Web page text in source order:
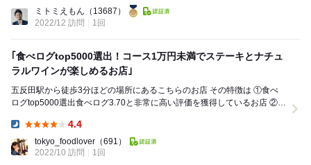
ミトミえもん （13687）
2022/12 訪問
1回
｢食べログtop5000選出！コース1万円未満でステーキとナチュ
ラルワインが楽しめるお店｣
五反田駅から徒歩3分ほどの場所にあるこちらのお店 その特徴は ①食べ
ログtop5000選出食べログ3.70と非常に高い評価を獲得しているお店 ②ナ
4.4
tokyo_foodlover （691）
2022/10 訪問
1回